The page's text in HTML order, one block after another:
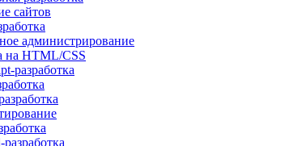
сайтов
администрирование
на HTML/CSS
разработка